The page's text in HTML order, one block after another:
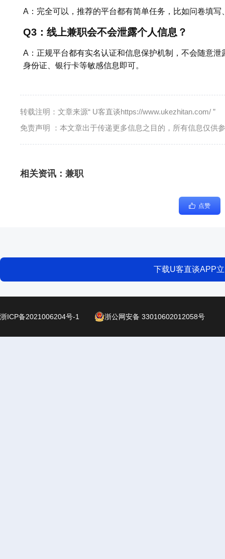
A：完全可以，推荐的平台都有简单任务，比如问卷填
Q3：线上兼职会不会泄露个人信息？
A：正规平台都有实名认证和信息保护机制，不会随意
身份证、银行卡等敏感信息即可。
转载注明：文章来源“ U客直谈https://www.ukezhitan.com/ ”
免责声明 ：本文章出于传递更多信息之目的，所有信息仅供
相关资讯： 兼职
点赞
下载U客直谈APP
浙ICP备2021006204号-1 浙公网安备 33010602012058号